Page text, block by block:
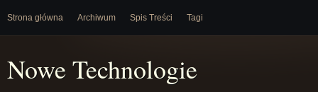
Strona główna Archiwum Spis Treści Tagi
Nowe Technologie